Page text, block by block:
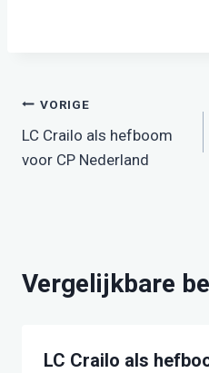
Bericht
navigatie
VORIGE
LC Crailo als hefboom
voor CP Nederland
Vergelijkbare
LC Crailo als